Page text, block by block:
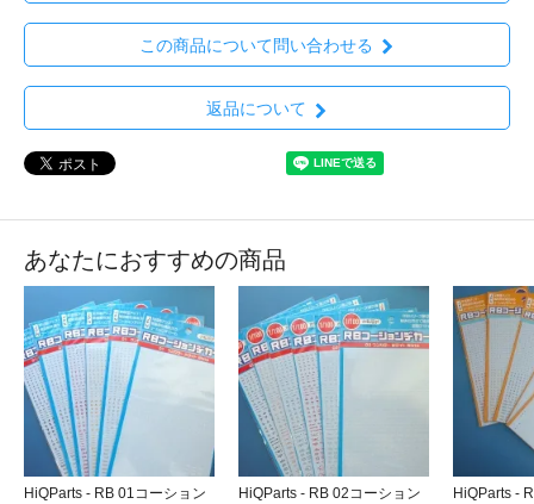
この商品について問い合わせる
返品について
あなたにおすすめの商品
HiQParts - RB 01コーション
HiQParts - RB 02コーション
HiQParts -